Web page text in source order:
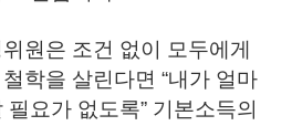
원은 조건 없이 모두에게
학을 살린다면 “내가 얼마
요가 없도록” 기본소득의